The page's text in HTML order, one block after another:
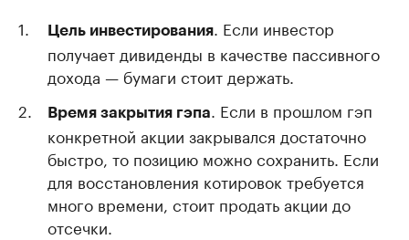
Цель инвестирования. Если инвестор
получает дивиденды в качестве пассивного
дохода — бумаги стоит держать.
Время закрытия гэпа. Если в прошлом гэп
конкретной акции закрывался достаточно
быстро, то позицию можно сохранить. Если
для восстановления котировок требуется
много времени, стоит продать акции до
отсечки.